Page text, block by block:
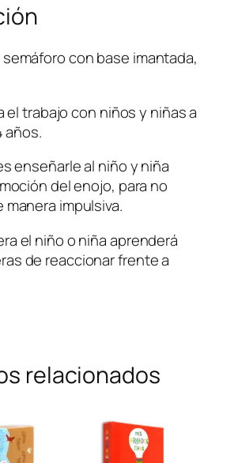
con base imantada,
el trabajo con niños y niñas a
años.
enseñarle al niño y niña
del enojo, para no
impulsiva.
el niño o niña aprenderá
de reaccionarfrente a
relacionados